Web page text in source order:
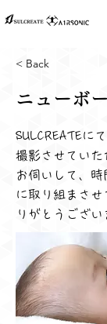
< Back
ニューボ
SULCREATEに
撮影させていた
お伺いして、
に取り組まさ
りがとうござい